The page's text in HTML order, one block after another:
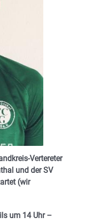
Vertereter
und der SV
(wir
um 14 Uhr –